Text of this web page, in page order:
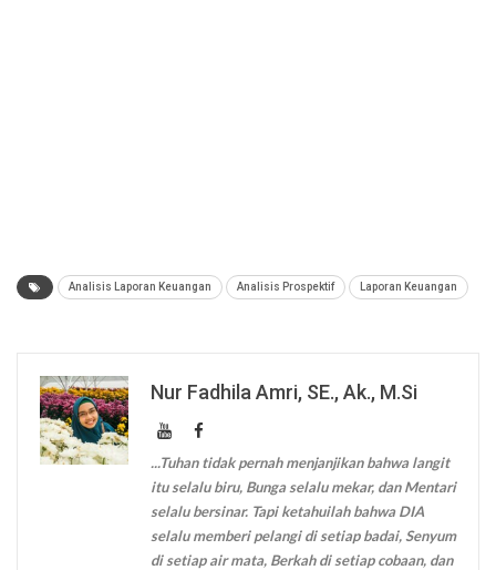
Analisis Laporan Keuangan Analisis Prospektif Laporan Keuangan
Nur Fadhila Amri, SE., Ak., M.Si
...Tuhan tidak pernah menjanjikan bahwa langit
itu selalu biru, Bunga selalu mekar, dan Mentari
selalu bersinar. Tapi ketahuilah bahwa DIA
selalu memberi pelangi di setiap badai, Senyum
di setiap air mata, Berkah di setiap cobaan, dan